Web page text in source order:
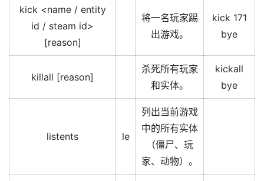
kick <name / entity
id / steam id>
[reason]
将一名玩家踢
出游戏。
kick 171
bye
killall [reason]
杀死所有玩家
和实体。
kickall
bye
listents le
列出当前游戏
中的所有实体
（僵尸、玩
家、动物）。